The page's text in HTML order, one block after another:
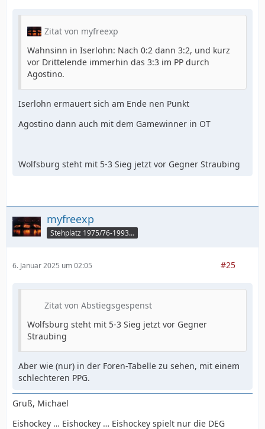
Zitat von myfreexp
Wahnsinn in Iserlohn: Nach 0:2 dann 3:2, und kurz
vor Drittelende immerhin das 3:3 im PP durch
Agostino.
Iserlohn ermauert sich am Ende nen Punkt
Agostino dann auch mit dem Gamewinner in OT
Wolfsburg steht mit 5-3 Sieg jetzt vor Gegner Straubing
myfreexp
Stehplatz 1975/76-1993/94
6. Januar 2025 um 02:05 #25
Zitat von Abstiegsgespenst
Wolfsburg steht mit 5-3 Sieg jetzt vor Gegner
Straubing
Aber wie (nur) in der Foren-Tabelle zu sehen, mit einem
schlechteren PPG.
Gruß, Michael
Eishockey … Eishockey … Eishockey spielt nur die DEG